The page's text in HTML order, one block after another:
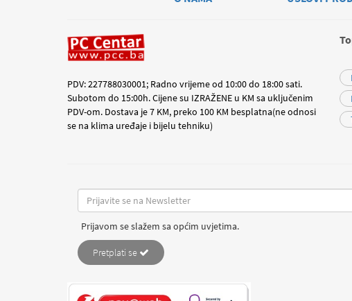
PDV: 227788030001; Radno vrijeme od 10:00 do 18:00 sati.
Subotom do 15:00h. Cijene su IZRAŽENE u KM sa uključenim
PDV-om. Dostava je 7 KM, preko 100 KM besplatna(ne odnosi
se na klima uređaje i bijelu tehniku)
Prijavom se slažem sa općim uvjetima.
Pretplati se